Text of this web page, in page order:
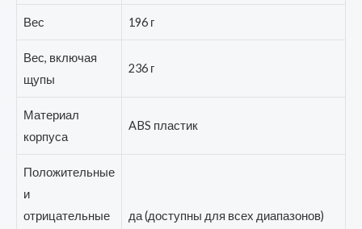
Вес 196 г
Вес, включая
щупы
236 г
Материал
корпуса
ABS пластик
Положительные
и
отрицательные
да (доступны для всех диапазонов)